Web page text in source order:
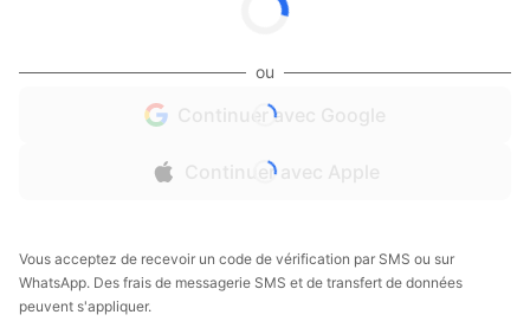
ou
Continuer avec Google
Continuer avec Apple
Vous acceptez de recevoir un code de vérification par SMS ou sur
WhatsApp. Des frais de messagerie SMS et de transfert de données
peuvent s'appliquer.